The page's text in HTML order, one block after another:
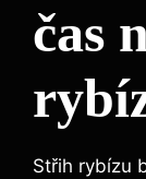
čas
Střih rybízu